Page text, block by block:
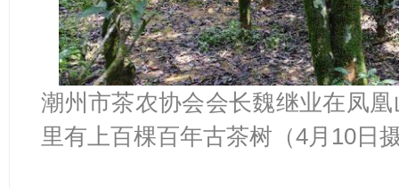
潮州市茶农协会会长魏继业在凤
里有上百棵百年古茶树（4月10日